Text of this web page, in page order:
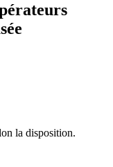
la disposition.